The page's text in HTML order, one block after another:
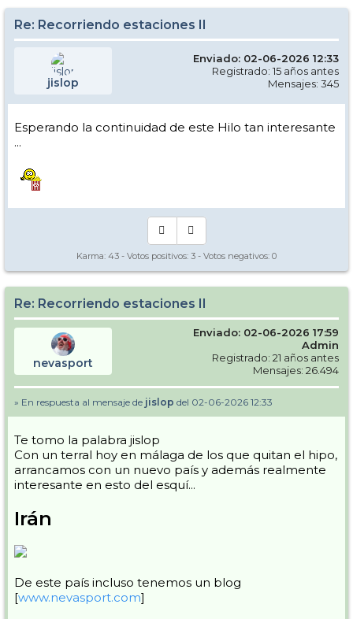
Re: Recorriendo estaciones II
jislop
Enviado: 02-06-2026 12:33
Registrado: 15 años antes
Mensajes: 345
Esperando la continuidad de este Hilo tan interesante
...
Karma: 43 - Votos positivos: 3 - Votos negativos: 0
Re: Recorriendo estaciones II
nevasport
Enviado: 02-06-2026 17:59
Admin
Registrado: 21 años antes
Mensajes: 26.494
» En respuesta al mensaje de jislop del 02-06-2026 12:33
Te tomo la palabra jislop
Con un terral hoy en málaga de los que quitan el hipo,
arrancamos con un nuevo país y además realmente
interesante en esto del esquí...
Irán
De este país incluso tenemos un blog
[www.nevasport.com]